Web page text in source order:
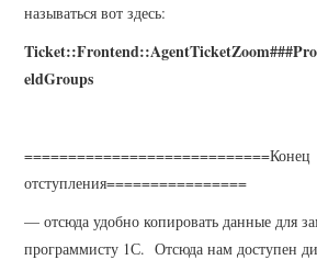
называться вот здесь:
eldGroups
============================Конец
отступления================
— отсюда удобно копировать данные для
программисту 1С. Отсюда нам доступен